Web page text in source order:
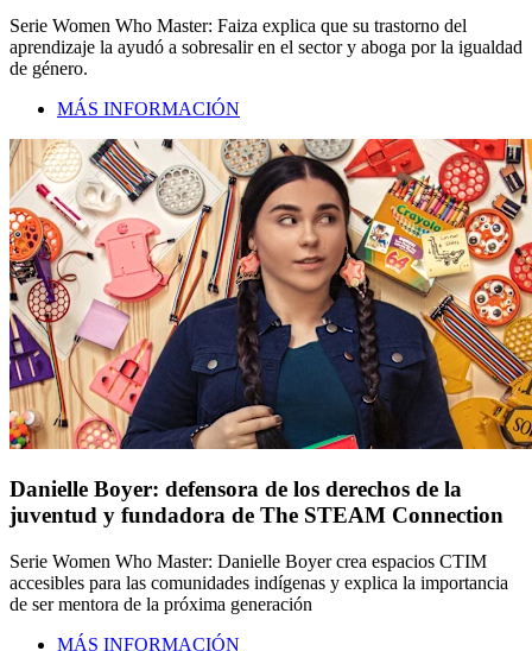
Serie Women Who Master: Faiza explica que su trastorno del
aprendizaje la ayudó a sobresalir en el sector y aboga por la igualdad
de género.
MÁS INFORMACIÓN
Danielle Boyer: defensora de los derechos de la
juventud y fundadora de The STEAM Connection
Serie Women Who Master: Danielle Boyer crea espacios CTIM
accesibles para las comunidades indígenas y explica la importancia
de ser mentora de la próxima generación
MÁS INFORMACIÓN